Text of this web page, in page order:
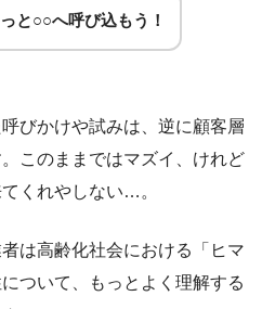
と○○へ呼び込もう！
びかけや試みは、逆に顧客層
このままではマズイ、けれど
くれやしない…。
は高齢化社会における「ヒマ
ついて、もっとよく理解する